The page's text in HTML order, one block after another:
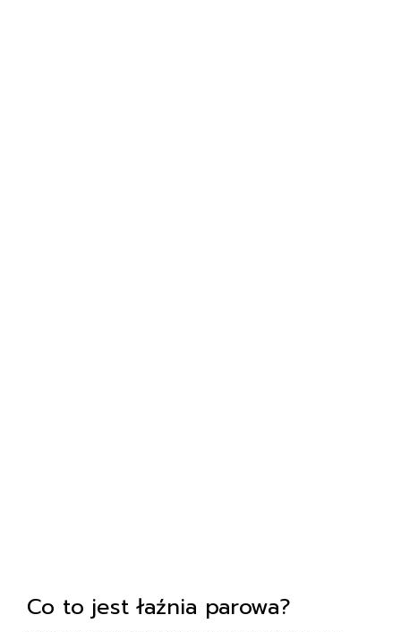
Co to jest łaźnia parowa?